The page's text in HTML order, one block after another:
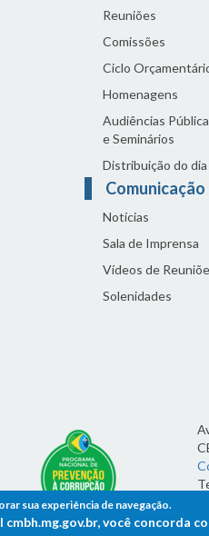
Reuniões
Comissões
Ciclo
Homenagens
Audiências
e Seminários
Distribuição do dia
Comunicação
Notícias
Sala de Imprensa
Vídeos de
Solenidades
sua experiência de navegação.
você concorda